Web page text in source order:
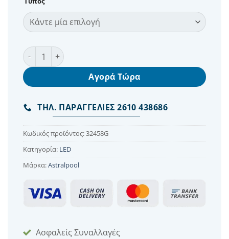
109.00€
Μπουτόν Ελέγχου για Φώτα Led ποσότητα
Αγορά Τώρα
ΤΗΛ. ΠΑΡΑΓΓΕΛΙΕΣ 2610 438686
Κωδικός προϊόντος:32458G
Κατηγορία: LED
Μάρκα:Astralpool
Ασφαλείς Συναλλαγές